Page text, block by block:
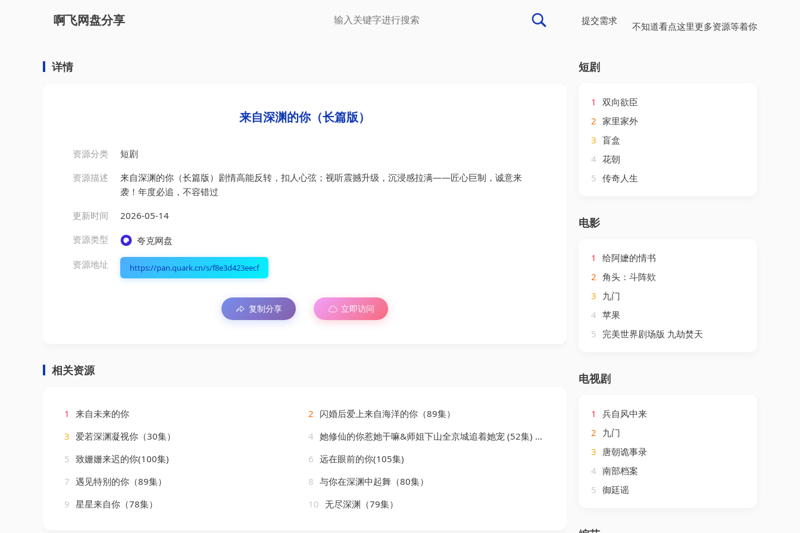
啊飞网盘分享 提交需求 不知道看点这里更多资源等着你
详情
来自深渊的你（长篇版）
资源分类
短剧
资源描述
来自深渊的你（长篇版）剧情高能反转，扣人心弦；视听震撼升级，沉浸感拉满——匠心巨制，诚意来
袭！年度必追，不容错过
更新时间
2026-05-14
资源类型
夸克网盘
资源地址
https://pan.quark.cn/s/f8e3d423eecf
复制分享 立即访问
相关资源
1 来自未来的你 2 闪婚后爱上来自海洋的你（89集）
3 爱若深渊凝视你（30集） 4 她修仙的你惹她干嘛&师姐下山全京城追着她宠 (52集) 盛一辰&乌日丽格
5 致姗姗来迟的你(100集) 6 远在眼前的你(105集)
7 遇见特别的你（89集） 8 与你在深渊中起舞（80集）
9 星星来自你（78集） 10 无尽深渊（79集）
短剧
1
双向欲臣
2 家里家外
3 盲盒
4 花朝
5 传奇人生
电影
1
给阿嬷的情书
2 角头：斗阵欸
3 九门
4 苹果
5 完美世界剧场版 九劫焚天
电视剧
1
兵自风中来
2 九门
3 唐朝诡事录
4 南部档案
5 御廷谣